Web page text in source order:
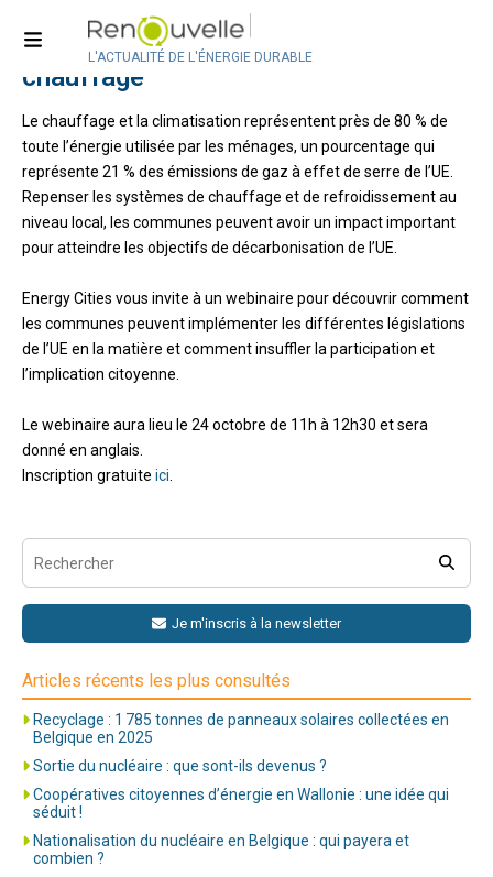
L'ACTUALITÉ DE L'ÉNERGIE DURABLE
Webinaire (ENG) : Impliquer les
citoyens dans les projets de
chauffage
Le chauffage et la climatisation représentent près de 80 % de
toute l’énergie utilisée par les ménages, un pourcentage qui
représente 21 % des émissions de gaz à effet de serre de l’UE.
Repenser les systèmes de chauffage et de refroidissement au
niveau local, les communes peuvent avoir un impact important
pour atteindre les objectifs de décarbonisation de l’UE.
Energy Cities vous invite à un webinaire pour découvrir comment
les communes peuvent implémenter les différentes législations
de l’UE en la matière et comment insuffler la participation et
l’implication citoyenne.
Le webinaire aura lieu le 24 octobre de 11h à 12h30 et sera
donné en anglais.
Inscription gratuite ici
Je m'inscris à la newsletter
Articles récents les plus consultés
Recyclage : 1 785 tonnes de panneaux solaires collectées en
Belgique en 2025
Sortie du nucléaire : que sont-ils devenus ?
Coopératives citoyennes d’énergie en Wallonie : une idée qui
séduit !
Nationalisation du nucléaire en Belgique : qui payera et
combien ?